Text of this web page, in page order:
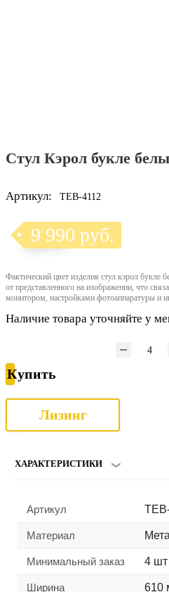
Стул Кэрол букле
Артикул: TEB-4112
9 990 руб.
Фактический цвет изделия стул кэрол букле
от представленного на изображении, что
монитором, настройками фотоаппаратуры и
Наличие товара уточняйте у
Купить
Лизинг
ХАРАКТЕРИСТИКИ
Артикул
Материал
Минимальный заказ 4 шт
Ширина 610